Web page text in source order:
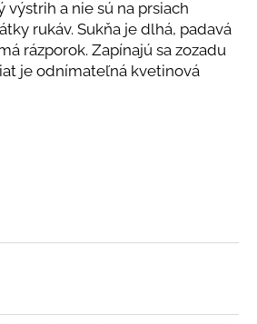
výstrih a nie sú na prsiach
rukáv. Sukňa je dlhá, padavá
rázporok. Zapínajú sa zozadu
je odnímateľná kvetinová